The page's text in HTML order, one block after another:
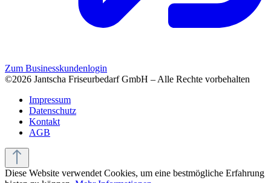
Zum Businesskundenlogin
©2026 Jantscha Friseurbedarf GmbH – Alle Rechte vorbehalten
Impressum
Datenschutz
Kontakt
AGB
Diese Website verwendet Cookies, um eine bestmögliche Erfahrung